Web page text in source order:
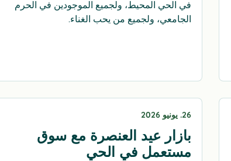
في الحي المحيط، ولجميع الموجودين في الحرم
الجامعي، ولجميع من يحب الغناء.
26. يونيو 2026
بازار عيد العنصرة مع سوق
مستعمل في الحي